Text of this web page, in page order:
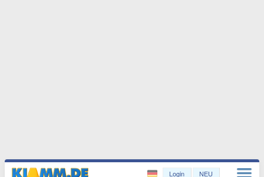
Login NEU